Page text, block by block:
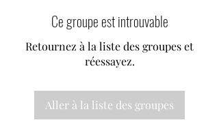
Ce groupe est introuvable
Retournez à la liste des groupes et
réessayez.
Aller à la liste des groupes